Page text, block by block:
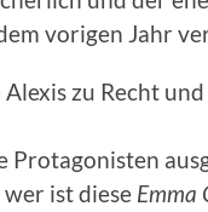
vorigen Jahr
zu Recht
ist diese Emma